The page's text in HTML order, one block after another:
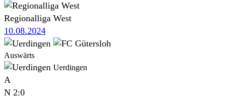
Regionalliga West
10.08.2024
Auswärts
Uerdingen
A
N 2:0